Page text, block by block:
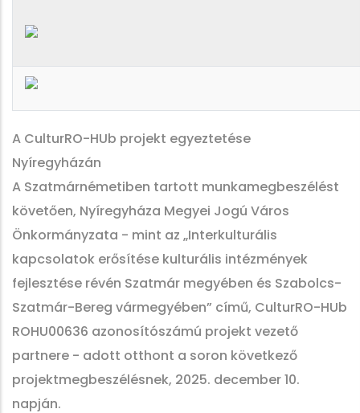
A CulturRO-HUb projekt egyeztetése
Nyíregyházán
A Szatmárnémetiben tartott munkamegbeszélést
követően, Nyíregyháza Megyei Jogú Város
Önkormányzata - mint az „Interkulturális
kapcsolatok erősítése kulturális intézmények
fejlesztése révén Szatmár megyében és Szabolcs-
Szatmár-Bereg vármegyében” című, CulturRO-HUb
ROHU00636 azonosítószámú projekt vezető
partnere - adott otthont a soron következő
projektmegbeszélésnek, 2025. december 10.
napján.